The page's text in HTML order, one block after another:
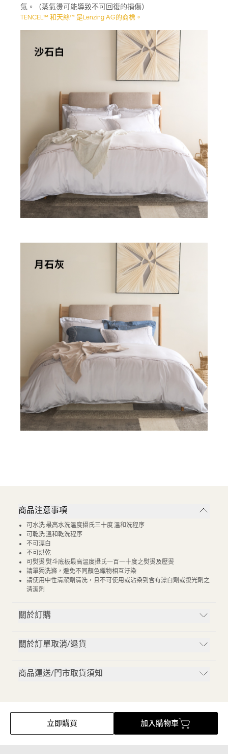
氣。（蒸氣燙可能導致不可回復的損傷）
TENCEL™ 和天絲™ 是Lenzing AG的商標。
商品注意事項
可水洗 最高水洗溫度攝氏三十度 溫和洗程序
可乾洗 溫和乾洗程序
不可漂白
不可烘乾
可熨燙 熨斗底板最高溫度攝氏一百一十度之熨燙及壓燙
請單獨洗滌，避免不同顏色織物相互汙染
請使用中性清潔劑清洗，且不可使用或沾染到含有漂白劑或螢光劑之
清潔劑
關於訂購
關於訂單取消/退貨
商品運送/門市取貨須知
立即購買 加入購物車